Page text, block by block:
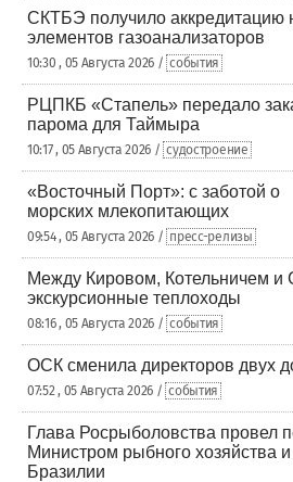
СКТБЭ получило аккредитацию
элементов газоанализаторов
10:30 , 05 Августа 2026 / события
РЦПКБ «Стапель» передало
парома для Таймыра
10:17 , 05 Августа 2026 / судостроение
«Восточный Порт»: с заботой о
морских млекопитающих
09:54 , 05 Августа 2026 / пресс-релизы
Между Кировом, Котельничем и
экскурсионные теплоходы
08:16 , 05 Августа 2026 / события
ОСК сменила директоров двух
07:52 , 05 Августа 2026 / события
Глава Росрыболовства провел
Министром рыбного хозяйства и
Бразилии